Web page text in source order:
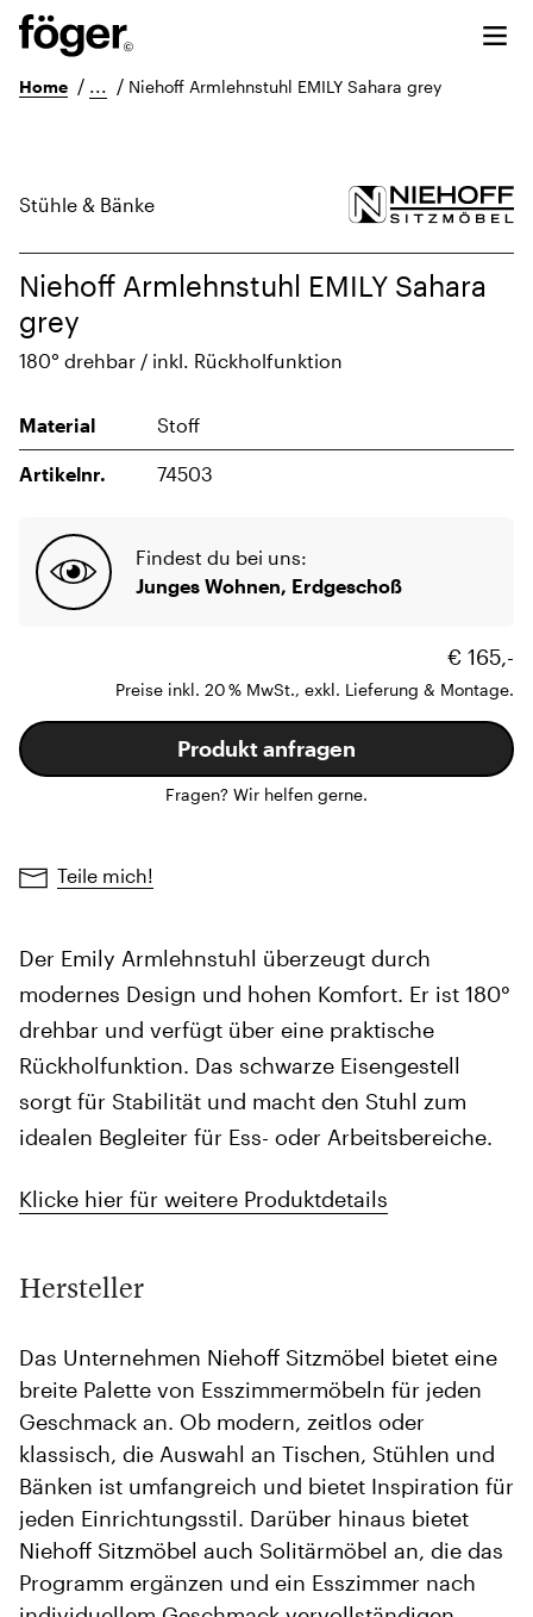
Home / ... / Niehoff Armlehnstuhl EMILY Sahara grey
Stühle & Bänke
Niehoff Armlehnstuhl EMILY Sahara
grey
180° drehbar / inkl. Rückholfunktion
Material Stoff
Artikelnr. 74503
Findest du bei uns:
Junges Wohnen, Erdgeschoß
€ 165,-
Preise inkl. 20 % MwSt., exkl. Lieferung & Montage.
Produkt anfragen
Fragen? Wir helfen gerne.
Teile mich!
Der Emily Armlehnstuhl überzeugt durch
modernes Design und hohen Komfort. Er ist 180°
drehbar und verfügt über eine praktische
Rückholfunktion. Das schwarze Eisengestell
sorgt für Stabilität und macht den Stuhl zum
idealen Begleiter für Ess- oder Arbeitsbereiche.
Klicke hier für weitere Produktdetails
Hersteller
Das Unternehmen Niehoff Sitzmöbel bietet eine
breite Palette von Esszimmermöbeln für jeden
Geschmack an. Ob modern, zeitlos oder
klassisch, die Auswahl an Tischen, Stühlen und
Bänken ist umfangreich und bietet Inspiration für
jeden Einrichtungsstil. Darüber hinaus bietet
Niehoff Sitzmöbel auch Solitärmöbel an, die das
Programm ergänzen und ein Esszimmer nach